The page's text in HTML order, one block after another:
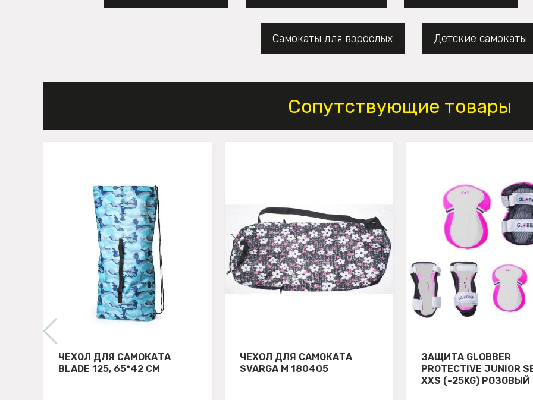
Самокаты для взрослых Детские самокаты
Сопутствующие товары
ЧЕХОЛ ДЛЯ САМОКАТА
BLADE 125, 65*42 СМ
ЧЕХОЛ ДЛЯ САМОКАТА
SVARGA М 180405
ЗАЩИТА GLOBBER
PROTECTIVE JUNIOR
XXS (-25KG) РОЗОВЫЙ